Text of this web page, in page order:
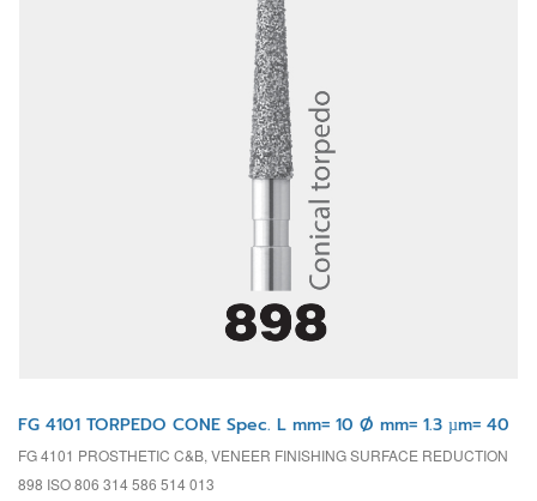
FG 4101 TORPEDO CONE Spec. L mm= 10 Ø mm= 1.3 µm= 40
FG 4101 PROSTHETIC C&B, VENEER FINISHING SURFACE REDUCTION
898 ISO 806 314 586 514 013